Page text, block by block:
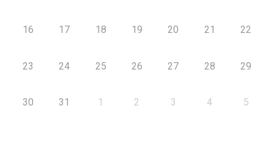
16 17 18 19 20 21 22
23 24 25 26 27 28 29
30 31 1 2 3 4 5